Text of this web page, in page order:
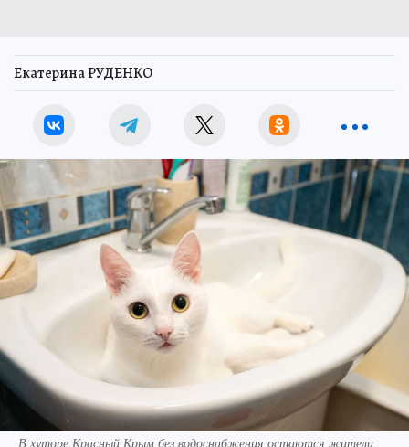
Екатерина РУДЕНКО
В хуторе Красный Крым без водоснабжения остаются жители